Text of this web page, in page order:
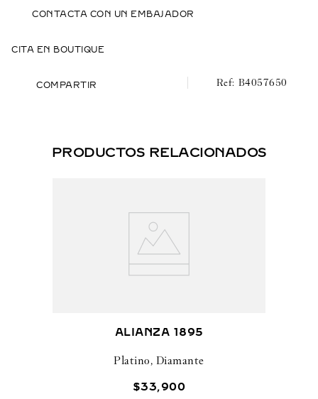
CONTACTA CON UN EMBAJADOR
CITA EN BOUTIQUE
COMPARTIR B4057650
PRODUCTOS RELACIONADOS
ALIANZA 1895
Platino, Diamante
$33,900